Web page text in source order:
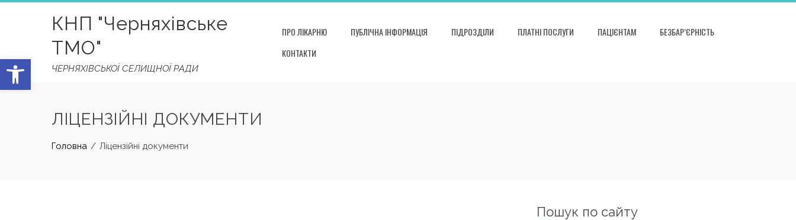
КНП "Черняхівське
ТМО"
ЧЕРНЯХІВСЬКОЇ СЕЛИЩНОЇ РАДИ
ПРО ЛІКАРНЮ ПУБЛІЧНА ІНФОРМАЦІЯ ПІДРОЗДІЛИ ПЛАТНІ ПОСЛУГИ ПАЦІЄНТАМ
БЕЗБАР’ЄРНІСТЬ
КОНТАКТИ
ЛІЦЕНЗІЙНІ ДОКУМЕНТИ
Головна Ліцензійні документи
Пошук по сайту
Відкрити Панель інструментів